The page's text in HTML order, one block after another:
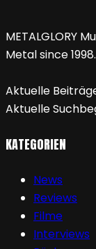
METALGLORY
Metal since 1998.
Aktuelle
Aktuelle
KATEGORIEN
News
Reviews
Filme
Interviews